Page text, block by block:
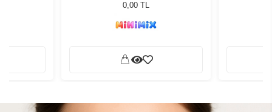
0,00 TL